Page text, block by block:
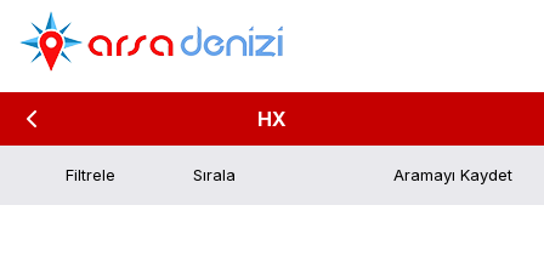
HX
Filtrele Aramayı Kaydet